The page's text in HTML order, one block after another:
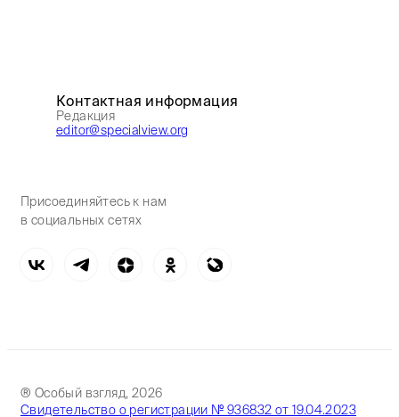
Контактная информация
Редакция
editor@specialview.org
Присоединяйтесь к нам
в социальных сетях
® Особый взгляд, 2026
Свидетельство о регистрации № 936832 от 19.04.2023